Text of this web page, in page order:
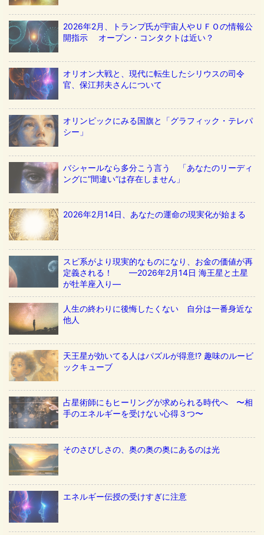
2026年2月、トランプ氏が宇宙人やＵＦＯの情報公
開指示 オープン・コンタクトは近い？
オリオン大戦と、現代に転生したシリウスの司令
官、保江邦夫さんについて
オリンピックにみる国旗と「グラフィック・テレパ
シー」
バシャールなら多分こう言う 「あなたのリーディ
ングに”間違い”は存在しません」
2026年2月14日、あなたの運命の現実化が始まる
スピ系がより現実的なものになり、お金の価値が再
定義される！ ––2026年2月14日 海王星と土星
が牡羊座入り––
人生の終わりに後悔したくない 自分は一番身近な
他人
天王星が効いてる人はパズルが得意!? 趣味のルービ
ックキューブ
占星術師にもヒーリングが求められる時代へ 〜相
手のエネルギーを受けない心得３つ〜
そのさびしさの、奥の奥の奥にあるのは光
エネルギー伝授の受けすぎに注意